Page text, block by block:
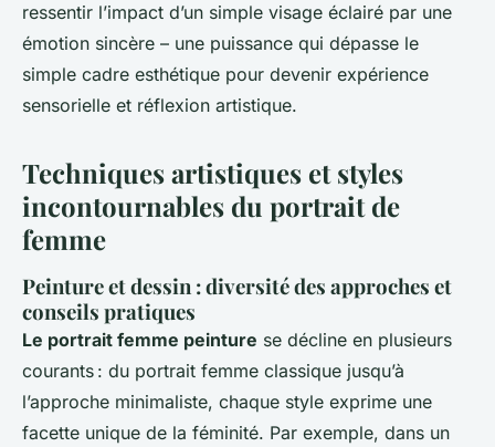
ressentir l’impact d’un simple visage éclairé par une
émotion sincère – une puissance qui dépasse le
simple cadre esthétique pour devenir expérience
sensorielle et réflexion artistique.
Techniques artistiques et styles
incontournables du portrait de
femme
Peinture et dessin : diversité des approches et
conseils pratiques
Le portrait femme peinture se décline en plusieurs
courants : du portrait femme classique jusqu’à
l’approche minimaliste, chaque style exprime une
facette unique de la féminité. Par exemple, dans un